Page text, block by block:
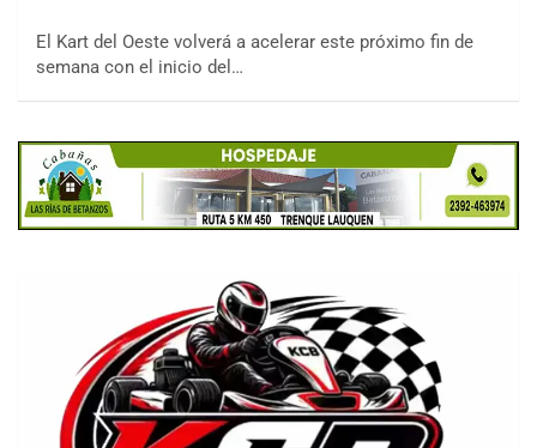
El Kart del Oeste volverá a acelerar este próximo fin de
semana con el inicio del…